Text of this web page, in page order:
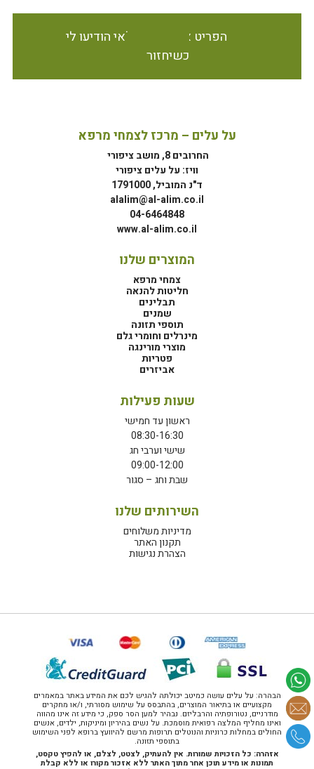
הפריט אינו זמין במלאי הודיעו לי
כשיחזור
על עלים – מרכז לצמחי מרפא
החרובים 8, מושב ציפורי
וויז: על עלים ציפורי
ד"נ המוביל, 1791000
alalim@al-alim.co.il
04-6464848
www.al-alim.co.il
המוצרים שלנו
צמחי מרפא
חליטות להנאה
תבלינים
שמנים
תוספי תזונה
מינרלים וחומרי גלם
מוצרי מורינגה
פטריות
אביזרים
שעות פעילות
ראשון עד חמישי
08:30-16:30
שישי וערבי חג
09:00-12:00
שבת וחג – סגור
השירותים שלנו
מדיניות משלוחים
תקנון האתר
הצהרת נגישות
הבהרה: על עלים עושה כמיטב יכולתה להגיש לכם את המידע באתר במאמרים
מקצועיים או בתיאור המוצרים, בהתבסס על שימוש מסורתי, ו/או מחקרים
מודרניים, נטורופתיה והרבליזם. נבהיר למען הסר ספק, כי מידע זה אינו מהווה
ואינו מחליף המלצה רפואית מוסמכת. על נשים בהיריון ומיניקות, ילדים, אנשים
החולים במחלות כרוניות והנוטלים תרופות מרשם להיוועץ ברופא לפני השימוש
בתוספי תזונה.
אזהרה: כל הזכויות שמורות. אין להעתיק, לצטט, לצלם, או להפיץ טקסט,
תמונות או מידע תוכן אחר מתוך האתר ללא אזכור מקורו או ללא קבלת